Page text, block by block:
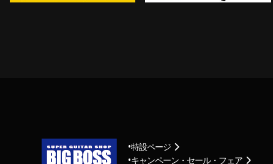
特設ページ
キャンペーン・セール・フェア